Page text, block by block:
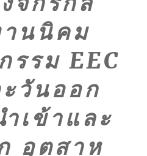
านนิคม
รรม EEC
วันออก
เข้าและ
อุตสาห